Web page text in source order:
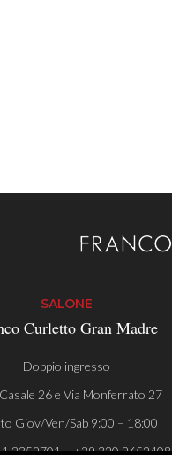
SALONE
Curletto Gran Madre
Doppio ingresso
26 e Via Monferrato 27
Giov/Ven/Sab 9:00 – 18:00
2359701 – +39 320 2652408